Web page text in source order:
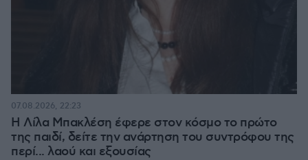
Η Λίλα Μπακλέση έφερε στον κόσμο το πρώτο
της παιδί, δείτε την ανάρτηση του συντρόφου της
περί... λαού και εξουσίας
07.08.2026, 22:23